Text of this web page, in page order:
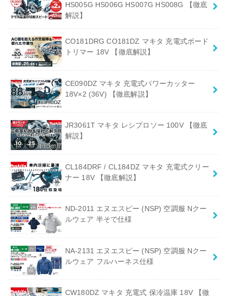
HS005G HS006G HS007G HS008G 【徹底
解説】
CO181DRG CO181DZ マキタ 充電式ボード
トリマー 18V 【徹底解説】
CE090DZ マキタ 充電式パワーカッター
18V×2 (36V) 【徹底解説】
JR3061T マキタ レシプロソー 100V 【徹底
解説】
CL184DRF / CL184DZ マキタ 充電式クリー
ナー 18V 【徹底解説】
ND-2011 エヌエスピー (NSP) 空調服 Nクー
ルウェア 半そで仕様
NA-2131 エヌエスピー (NSP) 空調服 Nクー
ルウェア フルハーネス仕様
CW180DZ マキタ 充電式 保冷温庫 18V 【徹